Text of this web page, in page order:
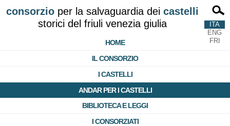
consorzioper la salvaguardia dei castelli
storici del friuli venezia giulia
HOME
IL CONSORZIO
I CASTELLI
ANDAR PER I CASTELLI
BIBLIOTECA E LEGGI
I CONSORZIATI
ITA
ENG
FRI